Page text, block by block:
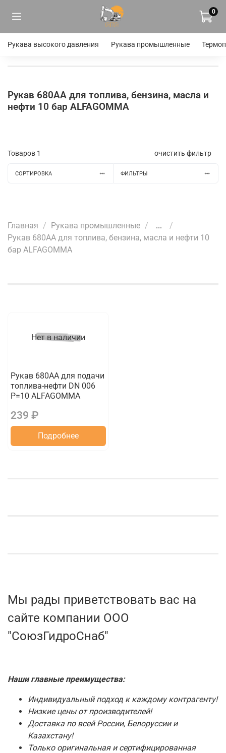
0
Рукава высокого давления Рукава промышленные
Рукав 680AA для топлива, бензина, масла и
нефти 10 бар ALFAGOMMA
Товаров 1 очистить фильтр
СОРТИРОВКА ФИЛЬТРЫ
Главная Рукава промышленные
...
Рукав 680AA для топлива, бензина, масла и нефти 10
бар ALFAGOMMA
Нет в наличии
Рукав 680AA для подачи
топлива-нефти DN 006
P=10 ALFAGOMMA
239 ₽
Подробнее
Мы рады приветствовать вас на
сайте компании ООО
"СоюзГидроСнаб"
Наши главные преимущества:
Индивидуальный подход к каждому контрагенту!
Низкие цены от производителей!
Доставка по всей России, Белоруссии и
Казахстану!
Только оригинальная и сертифицированная